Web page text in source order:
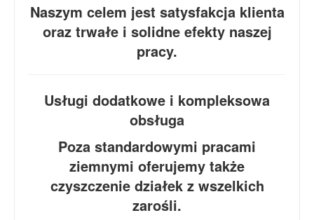
Naszym celem jest satysfakcja klienta
oraz trwałe i solidne efekty naszej
pracy.
Usługi dodatkowe i kompleksowa
obsługa
Poza standardowymi pracami
ziemnymi oferujemy także
czyszczenie działek z wszelkich
zarośli.